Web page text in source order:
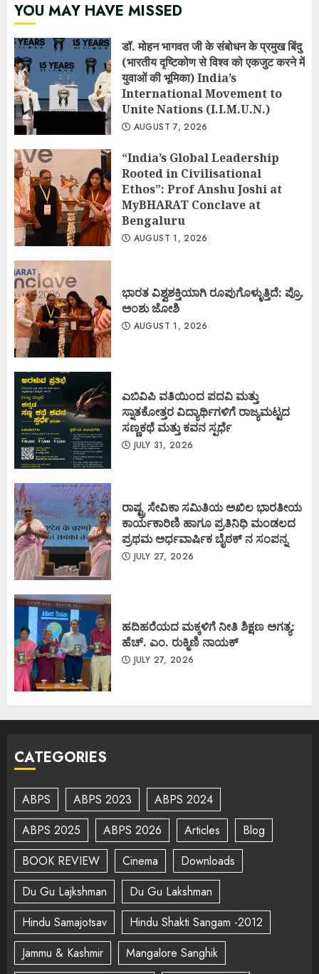
YOU MAY HAVE MISSED
डॉ. मोहन भागवत जी के संबोधन के प्रमुख बिंदु
(भारतीय दृष्टिकोण से विश्व को एकजुट करने में
युवाओं की भूमिका) India’s
International Movement to
Unite Nations (I.I.M.U.N.)
AUGUST 7, 2026
“India’s Global Leadership
Rooted in Civilisational
Ethos”: Prof Anshu Joshi at
MyBHARAT Conclave at
Bengaluru
AUGUST 1, 2026
ಭಾರತ ವಿಶ್ವಶಕ್ತಿಯಾಗಿ ರೂಪುಗೊಳ್ಳುತ್ತಿದೆ: ಪ್ರೊ.
ಅಂಶು ಜೋಶಿ
AUGUST 1, 2026
ಎಬಿವಿಪಿ ವತಿಯಿಂದ ಪದವಿ ಮತ್ತು
ಸ್ನಾತಕೋತ್ತರ ವಿದ್ಯಾರ್ಥಿಗಳಿಗೆ ರಾಜ್ಯಮಟ್ಟದ
ಸಣ್ಣಕಥೆ ಮತ್ತು ಕವನ ಸ್ಪರ್ಧೆ
JULY 31, 2026
ರಾಷ್ಟ್ರ ಸೇವಿಕಾ ಸಮಿತಿಯ ಅಖಿಲ ಭಾರತೀಯ
ಕಾರ್ಯಕಾರಿಣಿ ಹಾಗೂ ಪ್ರತಿನಿಧಿ ಮಂಡಲದ
ಪ್ರಥಮ ಅರ್ಧವಾರ್ಷಿಕ ಬೈಠಕ್ ನ ಸಂಪನ್ನ
JULY 27, 2026
ಹದಿಹರೆಯದ ಮಕ್ಕಳಿಗೆ ನೀತಿ ಶಿಕ್ಷಣ ಅಗತ್ಯ:
ಹೆಚ್. ಎಂ. ರುಕ್ಮಿಣಿ ನಾಯಕ್
JULY 27, 2026
CATEGORIES
ABPS ABPS 2023
ABPS 2024
ABPS 2025
ABPS 2026 Articles
Blog
BOOK REVIEW
Cinema
Downloads
Du Gu Lajkshman
Du Gu Lakshman
Hindu Samajotsav
Hindu Shakti Sangam -2012
Jammu & Kashmir
Mangalore Sanghik